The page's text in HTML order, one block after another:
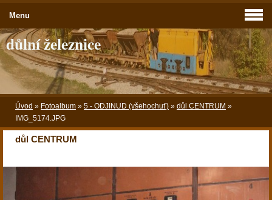
důlní železnice
Úvod » Fotoalbum » 5 - ODJINUD (všehochuť) » důl CENTRUM »
IMG_5174.JPG
důl CENTRUM
Menu